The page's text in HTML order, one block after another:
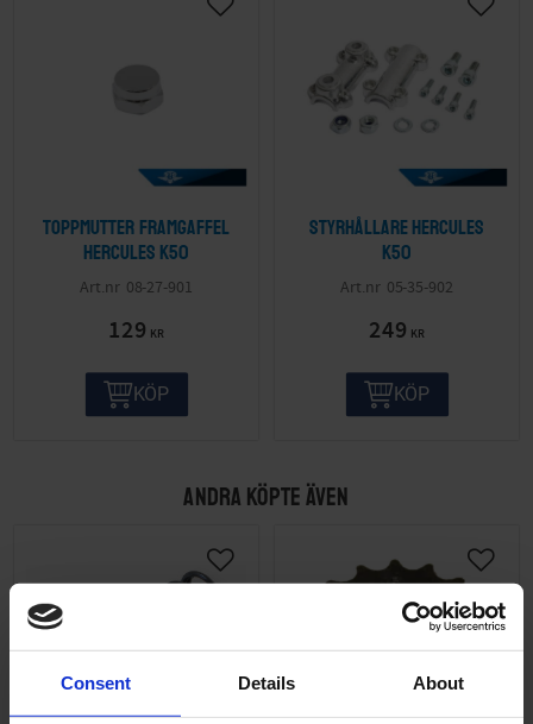
Consent Details About
Toppmutter framgaffel
Hercules K50
08-27-901
129 KR
KÖP
Styrhållare Hercules
K50
05-35-902
249 KR
KÖP
ANDRA KÖPTE ÄVEN